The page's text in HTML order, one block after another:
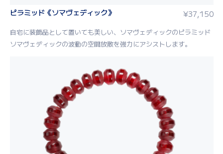
ピラミッド《ソマヴェディック》 ¥37,150
自宅に装飾品として置いても美しい、ソマヴェディックのピラミッド
ソマヴェディックの波動の空間放散を強力にアシストします。